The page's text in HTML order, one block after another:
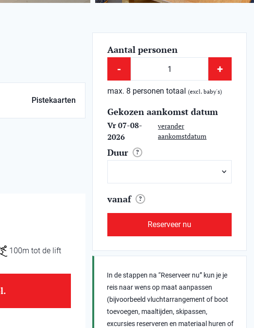
Pistekaarten
100m tot de lift
Aantal personen
- +
max. 8 personen totaal(excl. baby's)
Gekozen aankomst datum
Vr 07-08-
2026
verander
aankomstdatum
Duur ?
vanaf ?
Reserveer nu
In de stappen na “Reserveer nu” kun je je
reis naar wens op maat aanpassen
(bijvoorbeeld vluchtarrangement of boot
toevoegen, maaltijden, skipassen,
excursies reserveren en materiaal huren of